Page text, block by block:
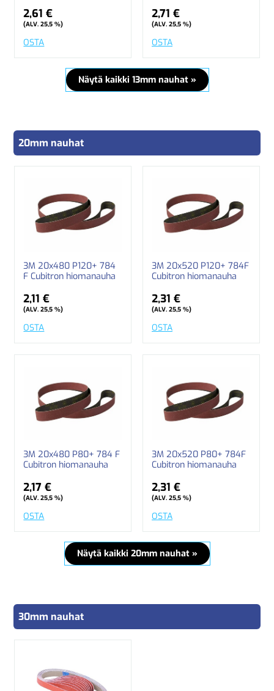
2,61 €
(ALV. 25,5 %)
OSTA
2,71 €
(ALV. 25,5 %)
OSTA
Näytä kaikki 13mm nauhat »
20mm nauhat
3M 20x480 P120+ 784
F Cubitron hiomanauha
2,11 €
(ALV. 25,5 %)
OSTA
3M 20x520 P120+ 784F
Cubitron hiomanauha
2,31 €
(ALV. 25,5 %)
OSTA
3M 20x480 P80+ 784 F
Cubitron hiomanauha
2,17 €
(ALV. 25,5 %)
OSTA
3M 20x520 P80+ 784F
Cubitron hiomanauha
2,31 €
(ALV. 25,5 %)
OSTA
Näytä kaikki 20mm nauhat »
30mm nauhat